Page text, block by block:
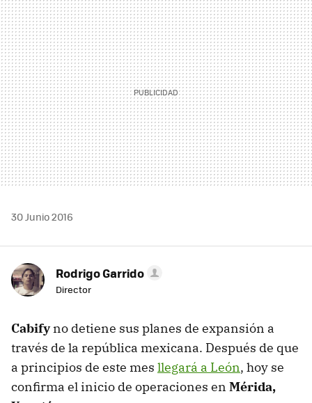
MAIL
30 Junio 2016
Rodrigo Garrido
Director
Cabifyno detiene sus planes de expansión a
través de la república mexicana. Después de que
a principios de este mes llegará a León, hoy se
confirma el inicio de operaciones en Mérida,